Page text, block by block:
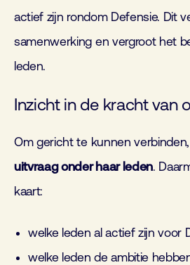
actief zijn rondom Defensie. Dit
samenwerking en vergroot het
leden.
Inzicht in de kracht van
Om gericht te kunnen
uitvraag onder haar leden.
kaart:
welke leden al actief zijn voor
welke leden de ambitie